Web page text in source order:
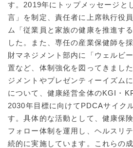
す。2019年にトップメッセージと
言」を制定、責任者に上席執行役
ム「従業員と家族の健康を推進す
した。また、専任の産業保健師を
財マネジメント部内に「ウェルビ
置など、体制強化を図ってきまし
ジメントやプレゼンティーイズム
について、健康経営全体のKGI・
2030年目標に向けてPDCAサイク
す。具体的な活動として、健康保
フォロー体制を運用し、ヘルスリ
続的に実施しています。これらの